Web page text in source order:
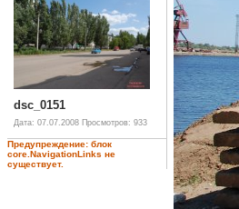
dsc_0151
Дата: 07.07.2008 Просмотров: 933
Предупреждение: блок
core.NavigationLinks не
существует.